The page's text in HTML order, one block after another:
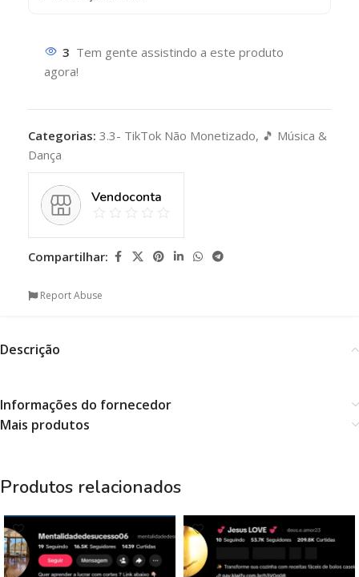
3 Tem gente assistindo a este produto
agora!
Categorias: 3.3- TikTok Não Monetizado, 🎵 Música &
Dança
Vendoconta
Compartilhar:
Report Abuse
Descrição
Informações do fornecedor
Mais produtos
Produtos relacionados